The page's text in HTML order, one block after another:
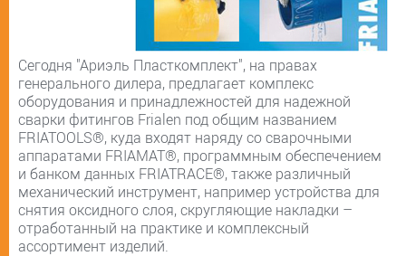
Сегодня "Ариэль Пласткомплект", на правах
генерального дилера, предлагает комплекс
оборудования и принадлежностей для надежной
сварки фитингов Frialen под общим названием
FRIATOOLS®, куда входят наряду со сварочными
аппаратами FRIAMAT®, программным обеспечением
и банком данных FRIATRACE®, также различный
механический инструмент, например устройства для
снятия оксидного слоя, скругляющие накладки –
отработанный на практике и комплексный
ассортимент изделий.